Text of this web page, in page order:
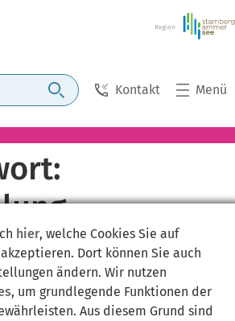
Kontakt Menü
hier, welche Cookies Sie auf
Dort können Sie auch
ändern. Wir nutzen
, um grundlegende Funktionen der
Aus diesem Grund sind